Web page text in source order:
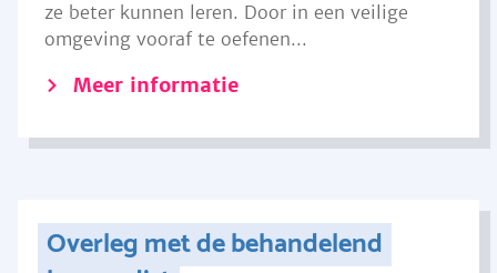
ze beter kunnen leren. Door in een veilige
omgeving vooraf te oefenen...
Meer informatie
Overleg met de behandelend